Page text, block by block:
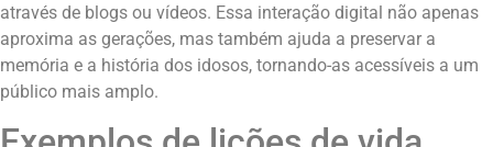
através de blogs ou vídeos. Essa interação digital não apenas
aproxima as gerações, mas também ajuda a preservar a
memória e a história dos idosos, tornando-as acessíveis a um
público mais amplo.